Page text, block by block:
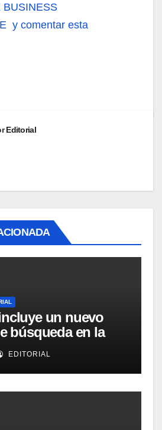
BUSINESS
y comentar esta
Editorial
un nuevo
búsqueda en la
IDOL
EDITORIAL